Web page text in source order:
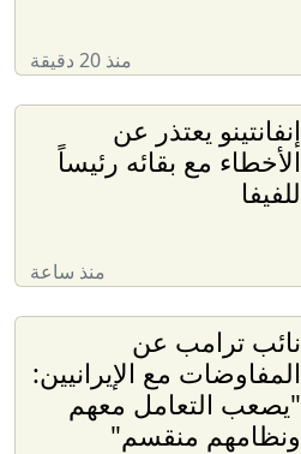
منذ 20 دقيقة
إنفانتينو يعتذر عن
الأخطاء مع بقائه رئيساً
للفيفا
منذ ساعة
نائب ترامب عن
المفاوضات مع الإيرانيين:
"يصعب التعامل معهم
ونظامهم منقسم"